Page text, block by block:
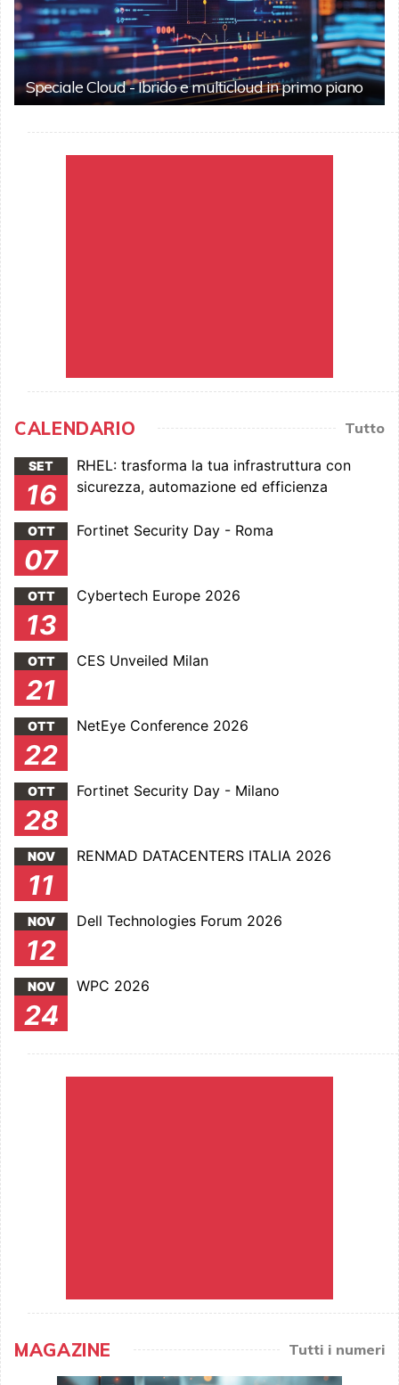
Speciale Cloud - Ibrido e multicloud in primo piano
CALENDARIO Tutto
SET
16
RHEL: trasforma la tua infrastruttura con
sicurezza, automazione ed efficienza
OTT
07
Fortinet Security Day - Roma
OTT
13
Cybertech Europe 2026
OTT
21
CES Unveiled Milan
OTT
22
NetEye Conference 2026
OTT
28
Fortinet Security Day - Milano
NOV
11
RENMAD DATACENTERS ITALIA 2026
NOV
12
Dell Technologies Forum 2026
NOV
24
WPC 2026
MAGAZINE Tutti i numeri